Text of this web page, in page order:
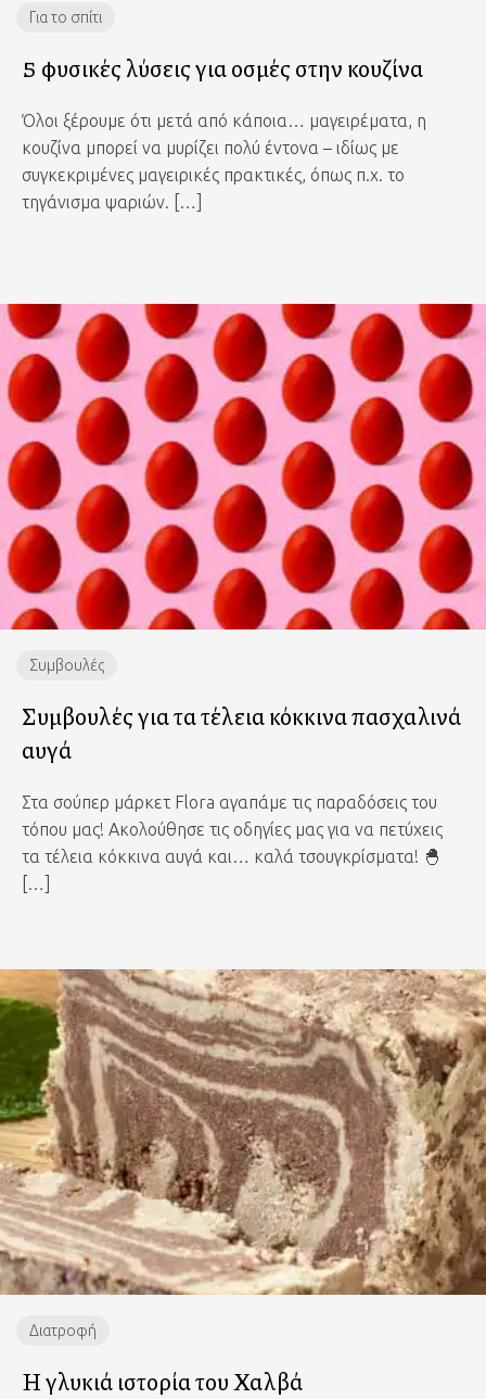
Για το σπίτι
5 φυσικές λύσεις για οσμές στην κουζίνα
Όλοι ξέρουμε ότι μετά από κάποια… μαγειρέματα, η
κουζίνα μπορεί να μυρίζει πολύ έντονα – ιδίως με
συγκεκριμένες μαγειρικές πρακτικές, όπως π.χ. το
τηγάνισμα ψαριών. […]
Συμβουλές
Συμβουλές για τα τέλεια κόκκινα πασχαλινά
αυγά
Στα σούπερ μάρκετ Flora αγαπάμε τις παραδόσεις του
τόπου μας! Ακολούθησε τις οδηγίες μας για να πετύχεις
τα τέλεια κόκκινα αυγά και… καλά τσουγκρίσματα! 🐣
Διατροφή
Η γλυκιά ιστορία του Χαλβά